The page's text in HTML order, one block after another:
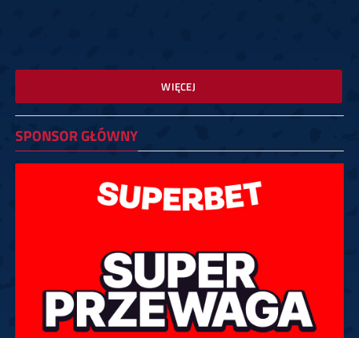
WIĘCEJ
SPONSOR GŁÓWNY